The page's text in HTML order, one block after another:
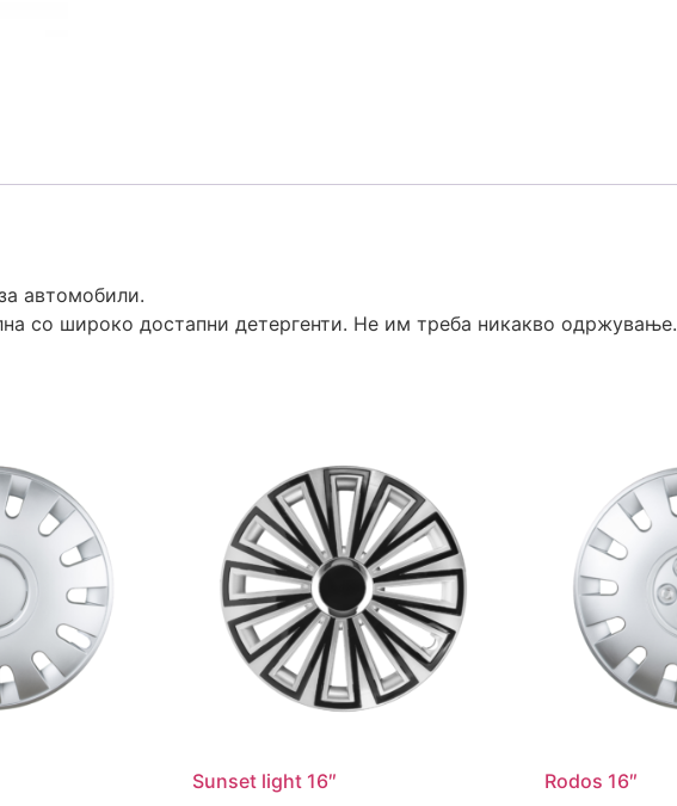
автомобили.
со широко достапни детергенти. Не им треба никакво одржување.
Sunset light 16″ Rodos 16″